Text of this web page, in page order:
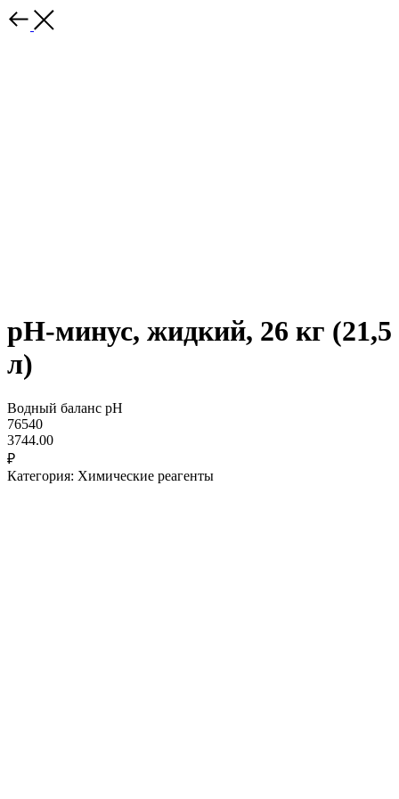
pH-минус, жидкий, 26 кг (21,5
л)
Водный баланс pH
76540
3744.00
₽
Категория: Химические реагенты